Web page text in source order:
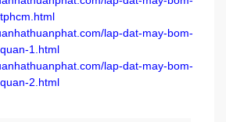
lap-dat-may-bom-
1.html
lap-dat-may-bom-
2.html